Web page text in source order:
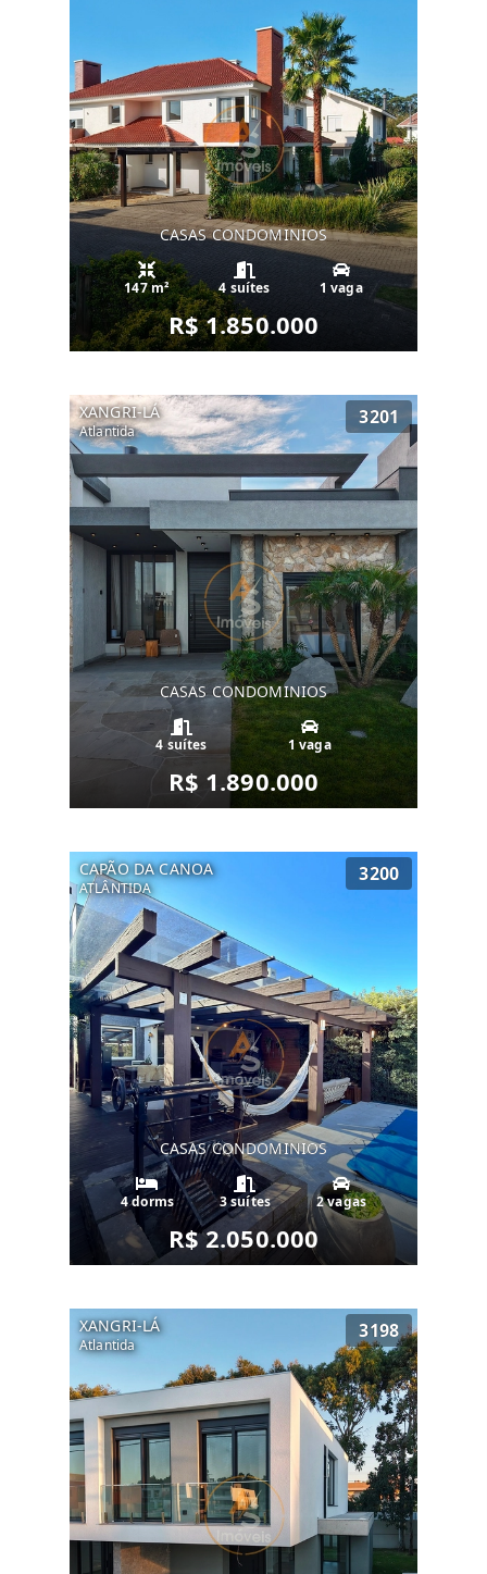
CASAS CONDOMINIOS
147 m² 4 suítes 1 vaga
R$ 1.850.000
XANGRI-LÁ
Atlantida
3201
CASAS CONDOMINIOS
4 suítes 1 vaga
R$ 1.890.000
CAPÃO DA CANOA
ATLÂNTIDA
3200
CASAS CONDOMINIOS
4 dorms 3 suítes 2 vagas
R$ 2.050.000
XANGRI-LÁ
Atlantida
3198